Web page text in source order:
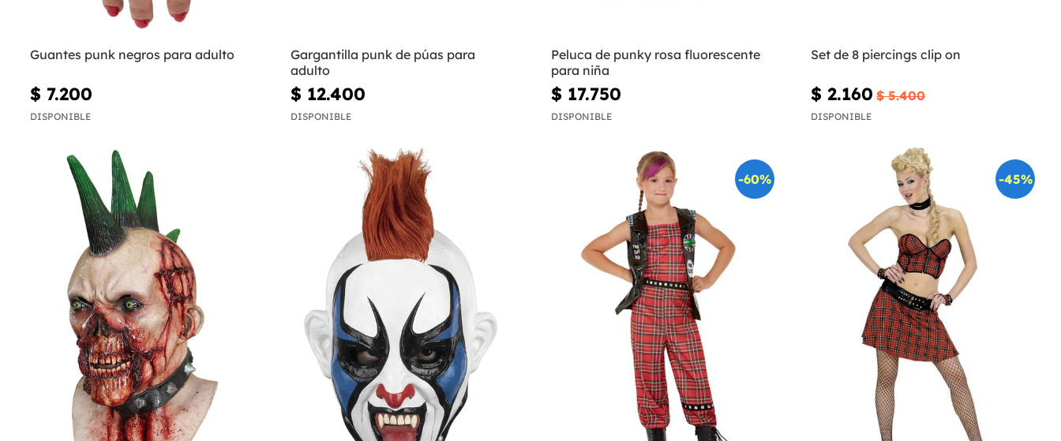
Guantes punk negros para adulto
$ 7.200
DISPONIBLE
Gargantilla punk de púas para
adulto
$ 12.400
DISPONIBLE
Peluca de punky rosa fluorescente
para niña
$ 17.750
DISPONIBLE
Set de 8 piercings clip on
$ 2.160 $ 5.400
DISPONIBLE
-60% -45%